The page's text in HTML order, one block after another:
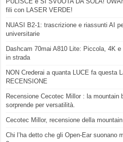
fili con LASER VERDE!
NUASI B2-1: trascrizione e riassunti AI
universitarie
Dashcam 70mai A810 Lite: Piccola, 4K
in strada
NON Crederai a quanta LUCE fa questa
RECENSIONE
Recensione Cecotec Millor : la mountain
sorprende per versatilità.
Cecotec Millor, recensione della
Chi l’ha detto che gli Open-Ear suonano